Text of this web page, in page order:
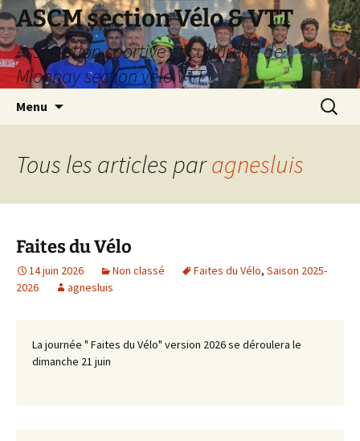
Aller
au
contenu
ASCM section Vélo & VTT
Association sportive et culturelle de
Mionnay section vélo VTT
Menu
Tous les articles paragnesluis
Faites du Vélo
14 juin 2026 Non classé Faites du Vélo, Saison 2025-
2026
agnesluis
La journée " Faites du Vélo" version 2026 se déroulera le
dimanche 21 juin